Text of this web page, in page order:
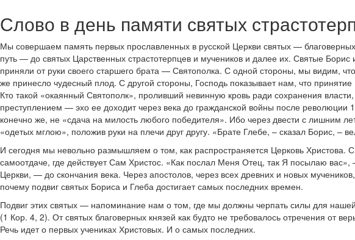
Слово в день памяти святых
Мы совершаем память первых прославленных в русской Церкви святых —
путь — до святых Царственных страстотерпцев и мучеников и далее их. Святые
приняли от руки своего старшего брата — Святополка. С одной стороны, мы видим,
же принесло чудесный плод. С другой стороны, Господь показывает нам, что
Кто такой «окаянный Святополк», проливший невинную кровь ради сохранения
преступлением — эхо ее доходит через века до гражданской войны после революции
конечно же, не «сдача на милость любого победителя». Ибо через двести с лишним
«одетых мглою», положив руки на плечи друг другу. «Брате Глебе, – сказал Борис, –
И сегодня мы невольно размышляем о том, как распространяется Церковь Христова.
самоотдаче, где действует Сам Христос. «Как послал Меня Отец, так Я посылаю
Церкви, — до скончания века. Через апостолов, через всех древних и новых
почему подвиг святых Бориса и Глеба достигает самых последних времен.
Подвиг этих святых — напоминание нам о том, где мы должны черпать силы для
(1 Кор. 4, 2). От святых благоверных князей как будто не требовалось отречения от
Речь идет о первых учениках Христовых. И о самых последних.